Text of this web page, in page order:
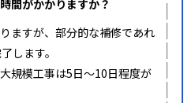
間がかかりますか？
ますが、部分的な補修であれ
します。
規模工事は5日〜10日程度が